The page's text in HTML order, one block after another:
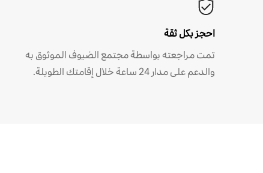
احجز بكل ثقة
تمت مراجعته بواسطة مجتمع الضيوف الموثوق به
والدعم على مدار 24 ساعة خلال إقامتك الطويلة.